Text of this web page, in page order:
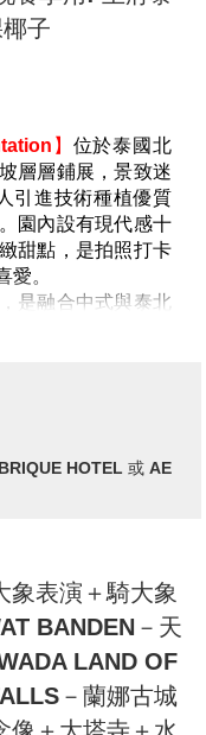
術廟，廟的藝術精
造出來的；廟堂外
Temple ; Wat Rong
虎」，始建於1996
設計建造，雖然規
宏偉的藍色，內部
美融合的泰式寺
中心10分鐘車程，
』是指泰﹑緬﹑寮
塞)兩河的交匯，
等毒品而在國際間
毒，積極打壓不法
型，成為了遊客慕
走廊觀景台，是一
這是清萊的最新打
在山丘上，可俯瞰
邊的清盛古城甚至
盛古城，後繼前往
以(湄公、美塞)兩
或 MANTRINI
大佛寺 WAT
玉佛寺 Wat
享用: 王府泰
】 位於泰國北
層層鋪展，景致迷
引進技術種植優質